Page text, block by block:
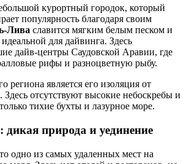
курортный городок, который
популярность благодаря своим
Лива славится мягким белым песком и
для дайвинга. Здесь
дайв-центры Саудовской Аравии, где
рифы и разноцветную рыбу.
региона является его изоляция от
Здесь отсутствуют высокие небоскребы и
тихие бухты и лазурное море.
дикая природа и уединение
одно из самых удаленных мест на